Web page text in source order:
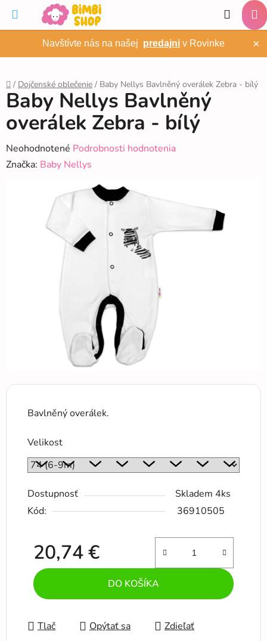
obsah
Navštívte nás na našej predajni v Rovinke ×
Hľadať
Domov
/ Dojčenské oblečenie / Baby Nellys Bavlněný overálek Zebra - bílý
Bavlněný overálek.
Velikost
Dostupnosť
Skladem 4ks
Kód:
36910505
20,74 €
Jednotková cena:
DO KOŠÍKA
Tlač Opýtať sa Zdieľať
Baby Nellys Bavlněný
overálek Zebra - bílý
Priemerné
hodnotenie
Neohodnotené Podrobnosti hodnotenia
Značka: Baby Nellys